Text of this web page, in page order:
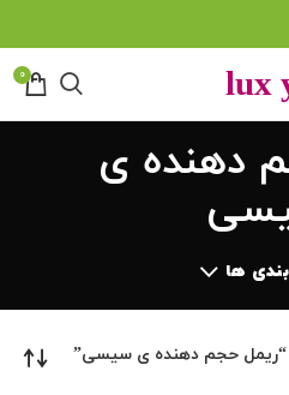
0
دهنده ی
ها
حجم دهنده ی سیسی”